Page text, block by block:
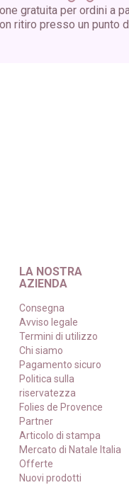
gratuita per ordini a
ritiro presso un punto
LA NOSTRA
AZIENDA
Consegna
Avviso legale
Termini di utilizzo
Chi siamo
Pagamento sicuro
Politica sulla
riservatezza
Folies de Provence
Partner
Articolo di stampa
Mercato di Natale Italia
Offerte
Nuovi prodotti